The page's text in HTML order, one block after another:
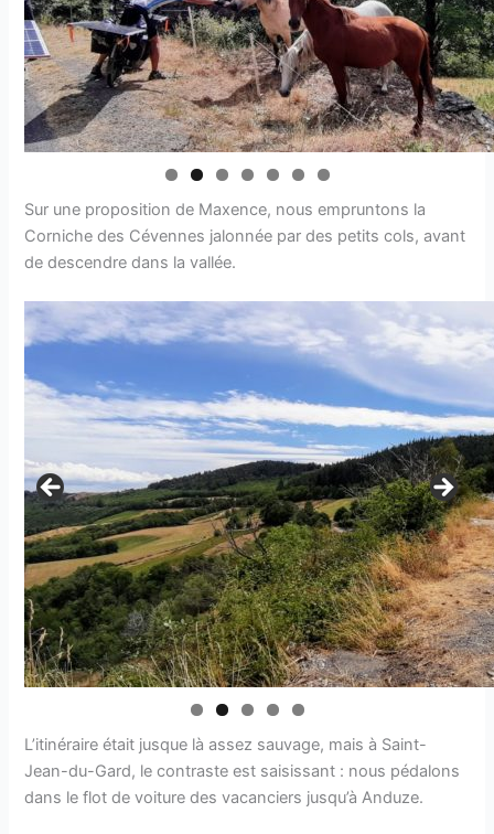
Sur une proposition de Maxence, nous empruntons la
Corniche des Cévennes jalonnée par des petits cols, avant
de descendre dans la vallée.
L’itinéraire était jusque là assez sauvage, mais à Saint-
Jean-du-Gard, le contraste est saisissant : nous pédalons
dans le flot de voiture des vacanciers jusqu’à Anduze.